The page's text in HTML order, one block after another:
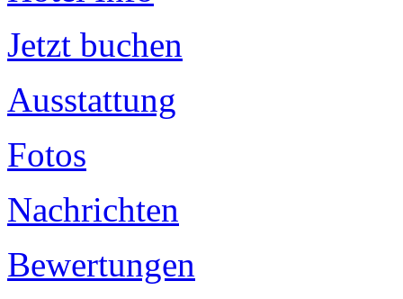
Jetzt buchen
Ausstattung
Fotos
Nachrichten
Bewertungen